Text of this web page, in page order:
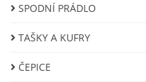
SPODNÍ PRÁDLO
TAŠKY A KUFRY
ČEPICE